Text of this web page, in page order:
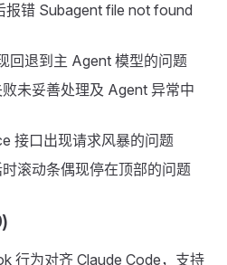
报错 Subagent file not found
回退到主 Agent 模型的问题
未妥善处理及 Agent 异常中
接口出现请求风暴的问题
滚动条偶现停在顶部的问题
行为对齐 Claude Code，支持